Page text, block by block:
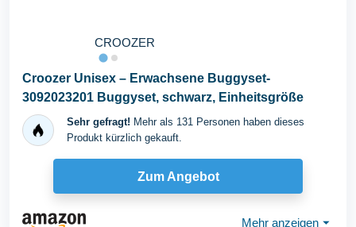
CROOZER
Croozer Unisex – Erwachsene Buggyset-
3092023201 Buggyset, schwarz, Einheitsgröße
Sehr gefragt! Mehr als 131 Personen haben dieses
Produkt kürzlich gekauft.
Zum Angebot
Mehr anzeigen ⏷